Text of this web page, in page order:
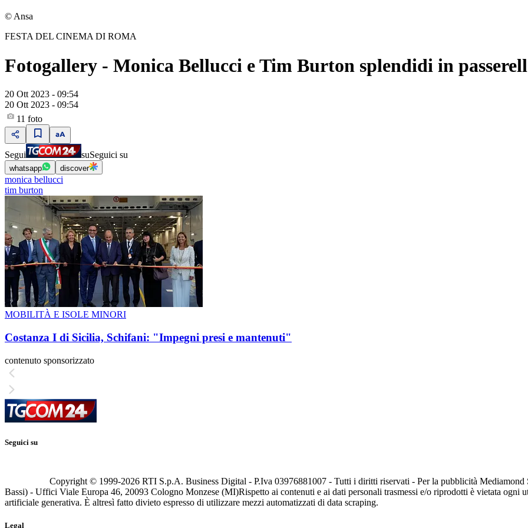
© Ansa
FESTA DEL CINEMA DI ROMA
Fotogallery - Monica Bellucci e Tim Burton splendidi in
20 Ott 2023 - 09:54
20 Ott 2023 - 09:54
11 foto
Segui suSeguici su
whatsapp discover
monica bellucci
tim burton
MOBILITÀ E ISOLE MINORI
Costanza I di Sicilia, Schifani: "Impegni presi e mantenuti"
contenuto sponsorizzato
Seguici su
Copyright © 1999-2026 RTI S.p.A. Business Digital - P.Iva 03976881007 - Tutti i diritti riservati - Per la pubblicità
Bassi) - Uffici Viale Europa 46, 20093 Cologno Monzese (MI)Rispetto ai contenuti e ai dati personali trasmessi e/o riprodotti è vietata ogni
artificiale generativa. È altresì fatto divieto espresso di utilizzare mezzi automatizzati di data scraping.
Legal